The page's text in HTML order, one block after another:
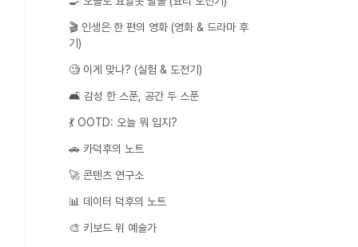
🎬 인생은 한 편의 영화 (영화 & 드라마 후
기)
🧐 이게 맞나? (실험 & 도전기)
🛋️ 감성 한 스푼, 공간 두 스푼
💃 OOTD: 오늘 뭐 입지?
🚗 카덕후의 노트
🚀 콘텐츠 연구소
📊 데이터 덕후의 노트
🎨 키보드 위 예술가